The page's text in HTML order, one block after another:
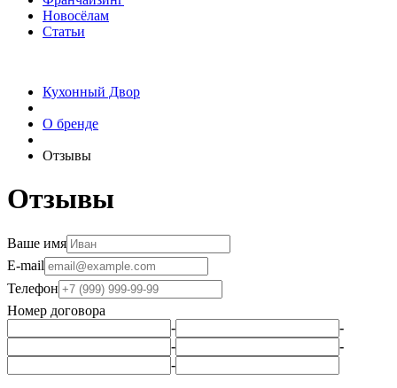
Новосёлам
Статьи
Кухонный Двор
О бренде
Отзывы
Отзывы
Ваше имя
E-mail
Телефон
Номер договора
-
-
-
-
-